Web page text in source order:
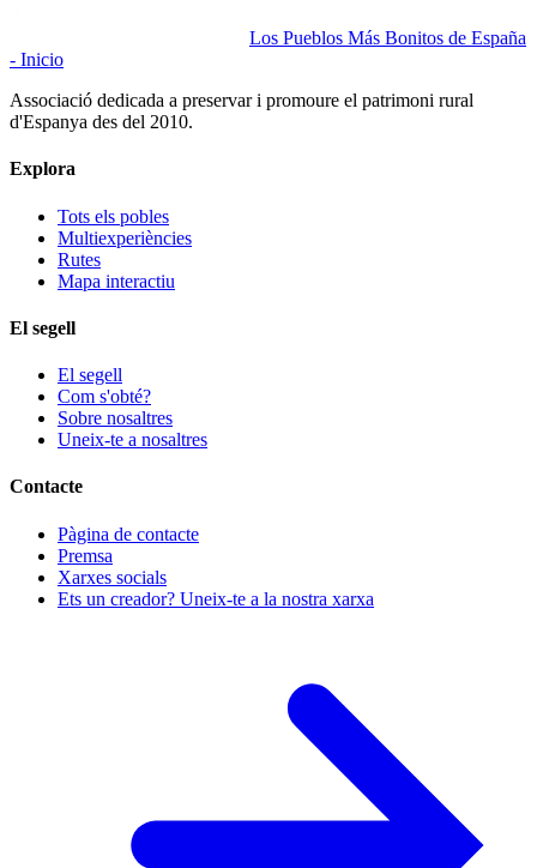
Los Pueblos Más Bonitos de España
- Inicio
Associació dedicada a preservar i promoure el patrimoni rural
d'Espanya des del 2010.
Explora
Tots els pobles
Multiexperiències
Rutes
Mapa interactiu
El segell
El segell
Com s'obté?
Sobre nosaltres
Uneix-te a nosaltres
Contacte
Pàgina de contacte
Premsa
Xarxes socials
Ets un creador? Uneix-te a la nostra xarxa